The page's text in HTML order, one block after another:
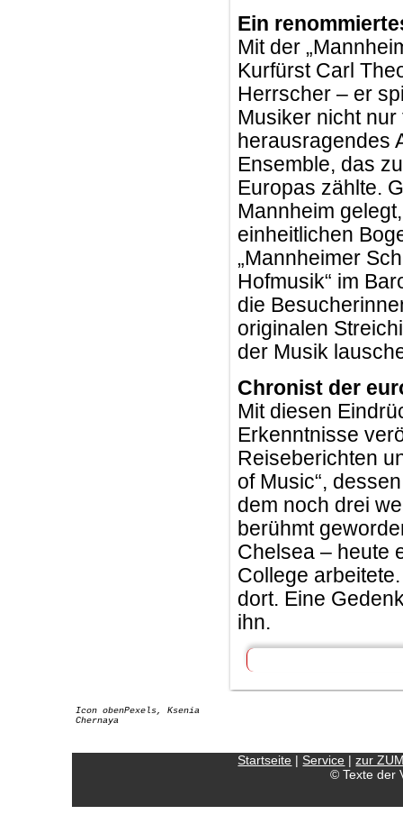
Ein
Mit der
Kurfürst Carl
Herrscher – er
Musiker nicht
herausragendes
Ensemble, das
Europas zählte.
Mannheim
einheitlichen
„Mannheimer
Hofmusik“ im
die
originalen
der Musik
Chronist der
Mit diesen
Erkenntnisse
Reiseberichten
of Music“,
dem noch drei
berühmt
Chelsea – heute
College
dort. Eine
ihn.
Icon obenPexels, Ksenia
Chernaya
Startseite |Service |zur
© Texte der